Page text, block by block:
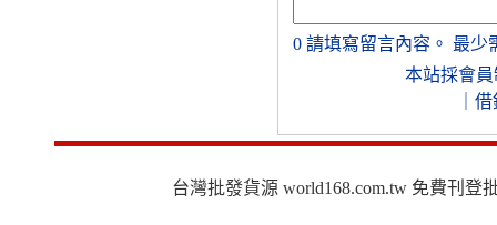
0 請填寫留言內容。 最少
本站採會員
借
台灣批發貨源 world168.com.tw 免費刊登